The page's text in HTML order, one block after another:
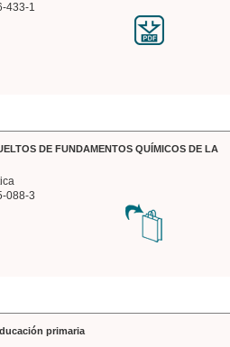
433-1
DE FUNDAMENTOS QUÍMICOS DE LA
088-3
primaria